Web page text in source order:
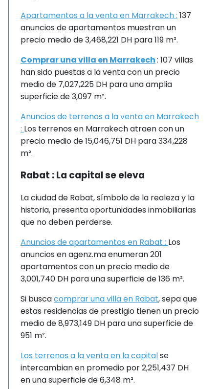
Apartamentos a la venta en Marrakech : 137
anuncios de apartamentos muestran un
precio medio de 3,468,221 DH para 119 m².
Comprar una villa en Marrakech: 107 villas
han sido puestas a la venta con un precio
medio de 7,027,225 DH para una amplia
superficie de 3,097 m².
Anuncios de terrenos a la venta en Marrakech
: Los terrenos en Marrakech atraen con un
precio medio de 15,046,751 DH para 334,228
m².
Rabat : La capital se eleva
La ciudad de Rabat, símbolo de la realeza y la
historia, presenta oportunidades inmobiliarias
que no deben perderse.
Anuncios de apartamentos en Rabat : Los
anuncios en agenz.ma enumeran 201
apartamentos con un precio medio de
3,001,740 DH para una superficie de 136 m².
Si buscacomprar una villa en Rabat, sepa que
estas residencias de prestigio tienen un precio
medio de 8,973,149 DH para una superficie de
951 m².
Los terrenos a la venta en la capitalse
intercambian en promedio por 2,251,437 DH
en una superficie de 6,348 m².